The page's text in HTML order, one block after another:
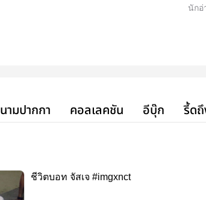
นักอ่
นามปากกา คอลเลคชัน อีบุ๊ก รี้ด
ชีวิตบอท จัสเจ #imgxnct